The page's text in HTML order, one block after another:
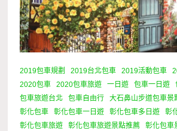
2019包車規劃 2019台北包車 2019活動包車
2020包車
2020包車旅遊 一日遊 包車一日遊
包車旅遊台北
包車自由行 大石鼻山步道包車景
彰化包車
彰化包車一日遊 彰化包車多日遊
彰
彰化包車旅遊
彰化包車旅遊景點推薦 彰化包車